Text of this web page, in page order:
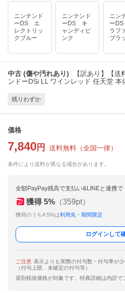
ニンテンド
ーDS エ
レクトリッ
クブルー
ニンテンド
ーDS キ
ャンディピ
ンク
ニン
ー
ラフ
ブラ
中古 (傷や汚れあり)
【訳あり】【
ンドーDSi LL ワインレッド 任天堂 本
残りわずか
価格
7,840 円 送料無料 （全国一律）
条件により送料が異なる場合があります。
全額PayPay残高で支払い&LINEと連携で
獲得 5% （359pt）
獲得のうち4.5%は利用先・期間限定
ログインして
ご注意 表示よりも実際の付与数・付与率が
（付与上限、未確定の付与等）
原則税抜価格が対象です。特典詳細は内訳で